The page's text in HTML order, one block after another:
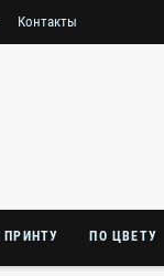
Контакты
ПРИНТУ ПО ЦВЕТУ